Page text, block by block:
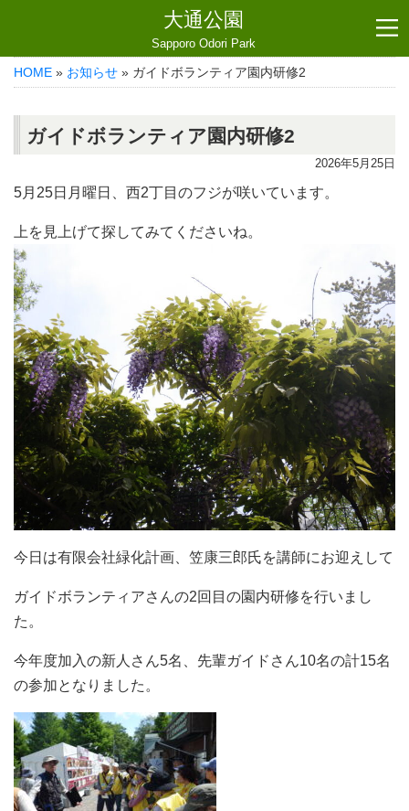
大通公園
Sapporo Odori Park
HOME » お知らせ » ガイドボランティア園内研修2
ガイドボランティア園内研修2
2026年5月25日
5月25日月曜日、西2丁目のフジが咲いています。
上を見上げて探してみてくださいね。
今日は有限会社緑化計画、笠康三郎氏を講師にお迎えして
ガイドボランティアさんの2回目の園内研修を行いまし
た。
今年度加入の新人さん5名、先輩ガイドさん10名の計15名
の参加となりました。